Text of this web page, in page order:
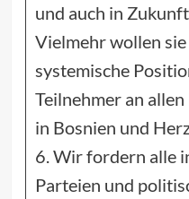
und auch in
Vielmehr wollen
systemische
Teilnehmer an
in Bosnien und
6. Wir fordern alle
Parteien und